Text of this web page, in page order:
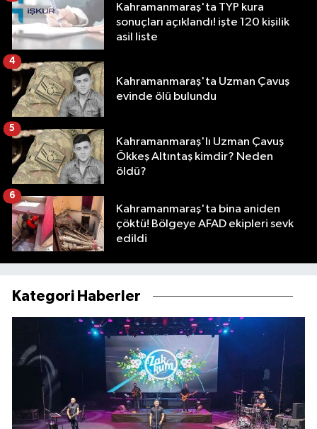
Kahramanmaraş'ta TYP kura
sonuçları açıklandı! işte 120 kişilik
asil liste
Kahramanmaraş'ta Uzman Çavuş
evinde ölü bulundu
4
Kahramanmaraş'lı Uzman Çavuş
Ökkeş Altıntaş kimdir? Neden
öldü?
5
Kahramanmaraş'ta bina aniden
çöktü! Bölgeye AFAD ekipleri sevk
edildi
6
Kategori Haberler